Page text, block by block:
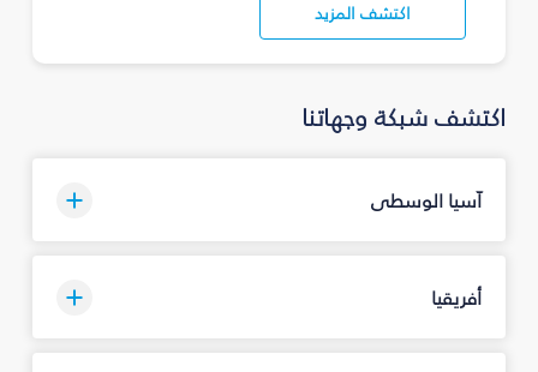
اكتشف المزيد
اكتشف شبكة وجهاتنا
آسيا الوسطى
أفريقيا